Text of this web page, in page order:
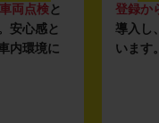
両点検と
安心感と
内環境に
登録か
導入し
います